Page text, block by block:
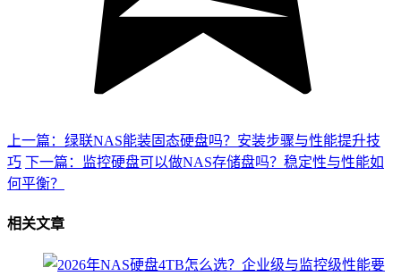
上一篇：绿联NAS能装固态硬盘吗？安装步骤与性能提升技
巧 下一篇：监控硬盘可以做NAS存储盘吗？稳定性与性能如
何平衡？
相关文章